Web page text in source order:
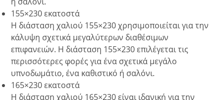
155×230 εκατοστά
Η διάσταση χαλιού 155×230 χρησιμοποιείται για την
κάλυψη σχετικά μεγαλύτερων διαθέσιμων
επιφανειών. Η διάσταση 155×230 επιλέγεται τις
περισσότερες φορές για ένα σχετικά μεγάλο
υπνοδωμάτιο, ένα καθιστικό ή σαλόνι.
165×230 εκατοστά
Η διάσταση χαλιού 165×230 είναι ιδανική για την